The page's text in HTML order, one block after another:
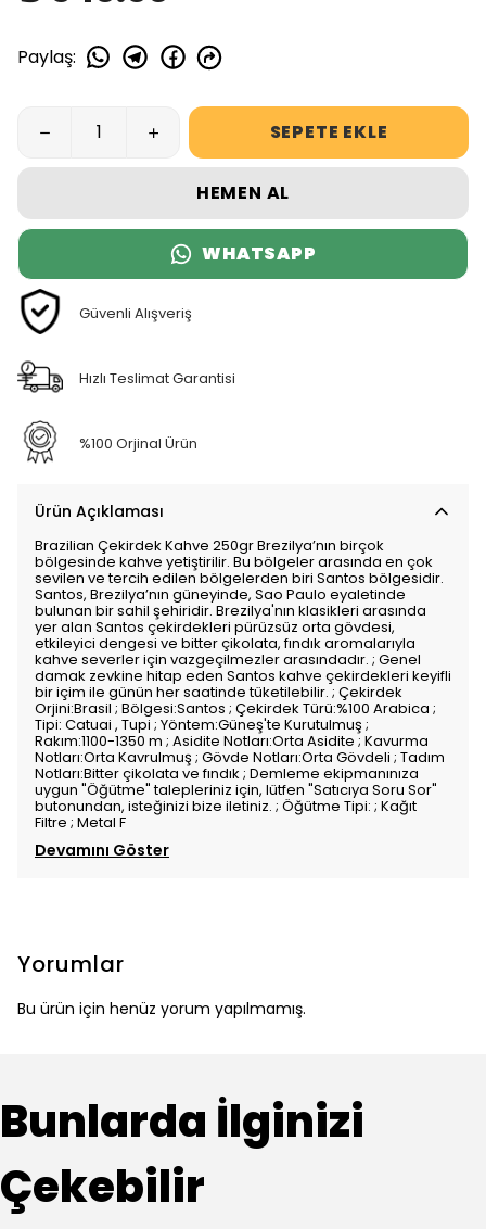
Paylaş:
SEPETE EKLE
HEMEN AL
WHATSAPP
Güvenli Alışveriş
Hızlı Teslimat Garantisi
%100 Orjinal Ürün
Ürün Açıklaması
Brazilian Çekirdek Kahve 250gr Brezilya’nın birçok
bölgesinde kahve yetiştirilir. Bu bölgeler arasında en çok
sevilen ve tercih edilen bölgelerden biri Santos bölgesidir.
Santos, Brezilya’nın güneyinde, Sao Paulo eyaletinde
bulunan bir sahil şehiridir. Brezilya'nın klasikleri arasında
yer alan Santos çekirdekleri pürüzsüz orta gövdesi,
etkileyici dengesi ve bitter çikolata, fındık aromalarıyla
kahve severler için vazgeçilmezler arasındadır. ; Genel
damak zevkine hitap eden Santos kahve çekirdekleri keyifli
bir içim ile günün her saatinde tüketilebilir. ; Çekirdek
Orjini:Brasil ; Bölgesi:Santos ; Çekirdek Türü:%100 Arabica ;
Tipi: Catuai , Tupi ; Yöntem:Güneş'te Kurutulmuş ;
Rakım:1100-1350 m ; Asidite Notları:Orta Asidite ; Kavurma
Notları:Orta Kavrulmuş ; Gövde Notları:Orta Gövdeli ; Tadım
Notları:Bitter çikolata ve fındık ; Demleme ekipmanınıza
uygun "Öğütme" talepleriniz için, lütfen "Satıcıya Soru Sor"
butonundan, isteğinizi bize iletiniz. ; Öğütme Tipi: ; Kağıt
Filtre ; Metal F
Devamını Göster
Yorumlar
Bu ürün için henüz yorum yapılmamış.
Bunlarda İlginizi
Çekebilir